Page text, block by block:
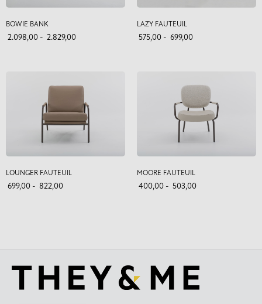
BOWIE BANK
2.098,00 - 2.829,00
LAZY FAUTEUIL
575,00 - 699,00
LOUNGER FAUTEUIL
699,00 - 822,00
MOORE FAUTEUIL
400,00 - 503,00